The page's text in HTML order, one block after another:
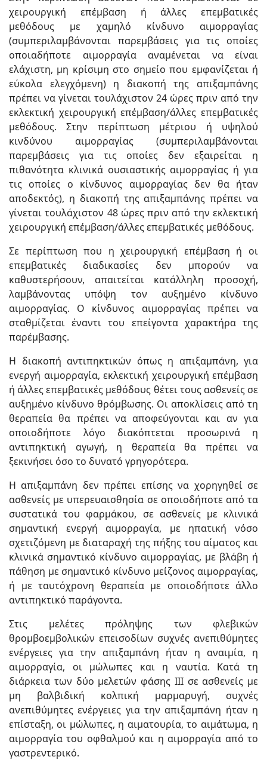
χειρουργική επέμβαση ή άλλες επεμβατικές
μεθόδους με χαμηλό κίνδυνο αιμορραγίας
(συμπεριλαμβάνονται παρεμβάσεις για τις οποίες
οποιαδήποτε αιμορραγία αναμένεται να είναι
ελάχιστη, μη κρίσιμη στο σημείο που εμφανίζεται ή
εύκολα ελεγχόμενη) η διακοπή της απιξαμπάνης
πρέπει να γίνεται τουλάχιστον 24 ώρες πριν από την
εκλεκτική χειρουργική επέμβαση/άλλες επεμβατικές
μεθόδους. Στην περίπτωση μέτριου ή υψηλού
κινδύνου αιμορραγίας (συμπεριλαμβάνονται
παρεμβάσεις για τις οποίες δεν εξαιρείται η
πιθανότητα κλινικά ουσιαστικής αιμορραγίας ή για
τις οποίες ο κίνδυνος αιμορραγίας δεν θα ήταν
αποδεκτός), η διακοπή της απιξαμπάνης πρέπει να
γίνεται τουλάχιστον 48 ώρες πριν από την εκλεκτική
χειρουργική επέμβαση/άλλες επεμβατικές μεθόδους.
Σε περίπτωση που η χειρουργική επέμβαση ή οι
επεμβατικές διαδικασίες δεν μπορούν να
καθυστερήσουν, απαιτείται κατάλληλη προσοχή,
λαμβάνοντας υπόψη τον αυξημένο κίνδυνο
αιμορραγίας. Ο κίνδυνος αιμορραγίας πρέπει να
σταθμίζεται έναντι του επείγοντα χαρακτήρα της
παρέμβασης.
Η διακοπή αντιπηκτικών όπως η απιξαμπάνη, για
ενεργή αιμορραγία, εκλεκτική χειρουργική επέμβαση
ή άλλες επεμβατικές μεθόδους θέτει τους ασθενείς σε
αυξημένο κίνδυνο θρόμβωσης. Οι αποκλίσεις από τη
θεραπεία θα πρέπει να αποφεύγονται και αν για
οποιοδήποτε λόγο διακόπτεται προσωρινά η
αντιπηκτική αγωγή, η θεραπεία θα πρέπει να
ξεκινήσει όσο το δυνατό γρηγορότερα.
Η απιξαμπάνη δεν πρέπει επίσης να χορηγηθεί σε
ασθενείς με υπερευαισθησία σε οποιοδήποτε από τα
συστατικά του φαρμάκου, σε ασθενείς με κλινικά
σημαντική ενεργή αιμορραγία, με ηπατική νόσο
σχετιζόμενη με διαταραχή της πήξης του αίματος και
κλινικά σημαντικό κίνδυνο αιμορραγίας, με βλάβη ή
πάθηση με σημαντικό κίνδυνο μείζονος αιμορραγίας,
ή με ταυτόχρονη θεραπεία με οποιοδήποτε άλλο
αντιπηκτικό παράγοντα.
Στις μελέτες πρόληψης των φλεβικών
θρομβοεμβολικών επεισοδίων συχνές ανεπιθύμητες
ενέργειες για την απιξαμπάνη ήταν η αναιμία, η
αιμορραγία, οι μώλωπες και η ναυτία. Κατά τη
διάρκεια των δύο μελετών φάσης ΙΙΙ σε ασθενείς με
μη βαλβιδική κολπική μαρμαρυγή, συχνές
ανεπιθύμητες ενέργειες για την απιξαμπάνη ήταν η
επίσταξη, οι μώλωπες, η αιματουρία, το αιμάτωμα, η
αιμορραγία του οφθαλμού και η αιμορραγία από το
γαστρεντερικό.